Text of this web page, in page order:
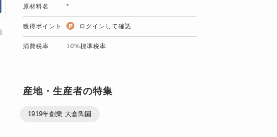
原材料名 *
獲得ポイント ログインして確認
消費税率 10%標準税率
産地・生産者の特集
1919年創業 大倉陶園